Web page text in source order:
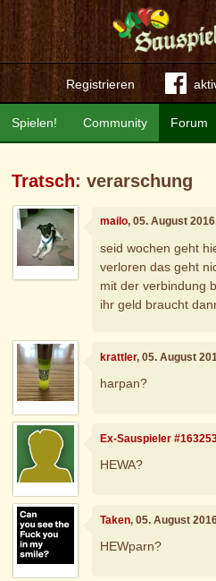
Registrieren
Community Forum
Spielen!
Tratsch: verarschung
mailo, 05. August
seid wochen geht
verloren das geht
mit der verbindung
ihr geld braucht
krattler, 05. August
harpan?
Ex-Sauspieler
HEWA?
Taken, 05. August
HEWparn?